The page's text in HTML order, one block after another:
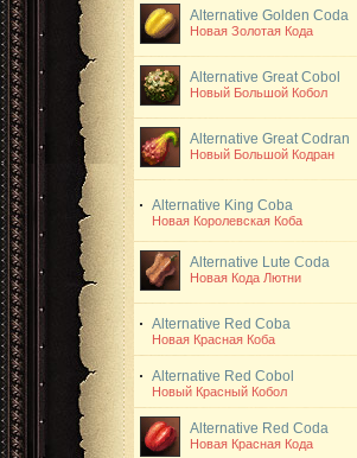
Alternative Golden Coda
Новая Золотая Кода
Alternative Great Cobol
Новый Большой Кобол
Alternative Great Codran
Новый Большой Кодран
Alternative King Coba
Новая Королевская Коба
Alternative Lute Coda
Новая Кода Лютни
Alternative Red Coba
Новая Красная Коба
Alternative Red Cobol
Новый Красный Кобол
Alternative Red Coda
Новая Красная Кода